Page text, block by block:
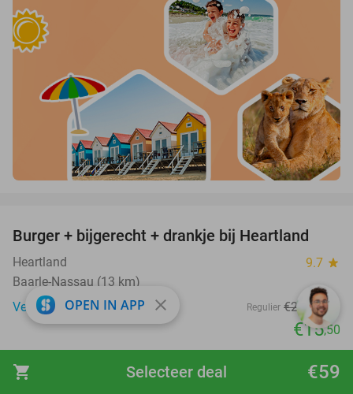
shopping_cart €59
Selecteer deal
36%
Burger + bijgerecht + drankje bij Heartland
Heartland 9.7 star
Baarle-Nassau (13 km)
Verkocht: 42
Regulier €24 ,15
€15,50
favorite_border
OPEN IN APP close